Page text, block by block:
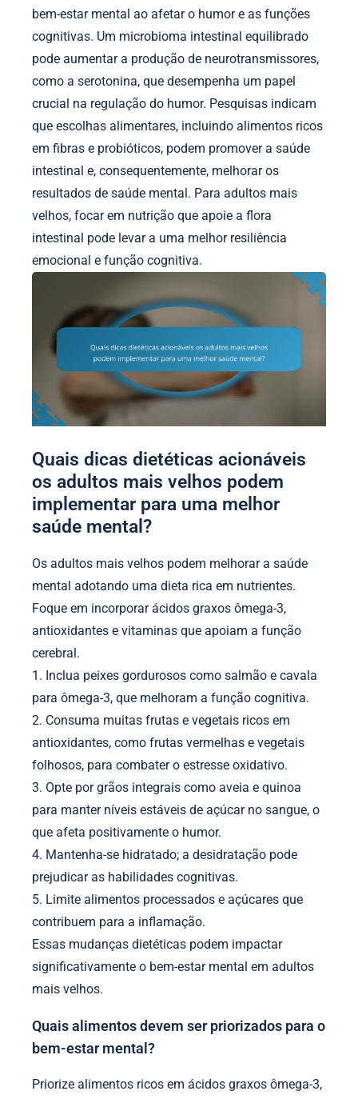
bem-estar mental ao afetar o humor e as funções
cognitivas. Um microbioma intestinal equilibrado
pode aumentar a produção de neurotransmissores,
como a serotonina, que desempenha um papel
crucial na regulação do humor. Pesquisas indicam
que escolhas alimentares, incluindo alimentos ricos
em fibras e probióticos, podem promover a saúde
intestinal e, consequentemente, melhorar os
resultados de saúde mental. Para adultos mais
velhos, focar em nutrição que apoie a flora
intestinal pode levar a uma melhor resiliência
emocional e função cognitiva.
Quais dicas dietéticas acionáveis
os adultos mais velhos podem
implementar para uma melhor
saúde mental?
Os adultos mais velhos podem melhorar a saúde
mental adotando uma dieta rica em nutrientes.
Foque em incorporar ácidos graxos ômega-3,
antioxidantes e vitaminas que apoiam a função
cerebral.
1. Inclua peixes gordurosos como salmão e cavala
para ômega-3, que melhoram a função cognitiva.
2. Consuma muitas frutas e vegetais ricos em
antioxidantes, como frutas vermelhas e vegetais
folhosos, para combater o estresse oxidativo.
3. Opte por grãos integrais como aveia e quinoa
para manter níveis estáveis de açúcar no sangue, o
que afeta positivamente o humor.
4. Mantenha-se hidratado; a desidratação pode
prejudicar as habilidades cognitivas.
5. Limite alimentos processados e açúcares que
contribuem para a inflamação.
Essas mudanças dietéticas podem impactar
significativamente o bem-estar mental em adultos
mais velhos.
Quais alimentos devem ser priorizados para o
bem-estar mental?
Priorize alimentos ricos em ácidos graxos ômega-3,